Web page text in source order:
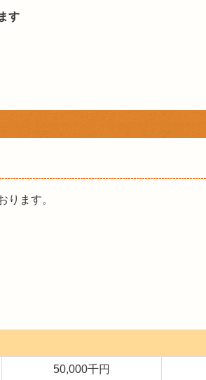
す
ります。
50,000千円